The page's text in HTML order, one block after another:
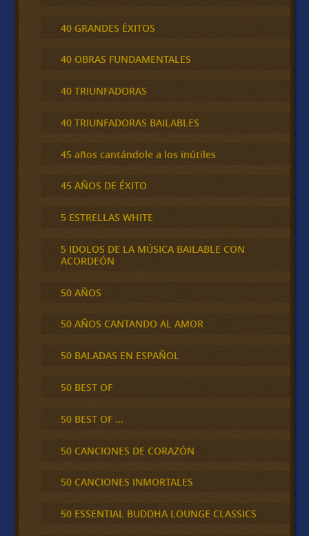
40 GRANDES ÉXITOS
40 OBRAS FUNDAMENTALES
40 TRIUNFADORAS
40 TRIUNFADORAS BAILABLES
45 años cantándole a los inútiles
45 AÑOS DE ÉXITO
5 ESTRELLAS WHITE
5 IDOLOS DE LA MÚSICA BAILABLE CON
ACORDEÓN
50 AÑOS
50 AÑOS CANTANDO AL AMOR
50 BALADAS EN ESPAÑOL
50 BEST OF
50 BEST OF …
50 CANCIONES DE CORAZÓN
50 CANCIONES INMORTALES
50 ESSENTIAL BUDDHA LOUNGE CLASSICS